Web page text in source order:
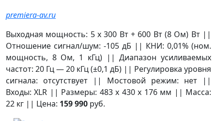
premiera-av.ru
Выходная мощность: 5 x 300 Вт + 600 Вт (8 Ом) Вт ||
Отношение сигнал/шум: -105 дБ || КНИ: 0,01% (ном.
мощность, 8 Ом, 1 кГц) || Диапазон усиливаемых
частот: 20 Гц — 20 кГц (±0,1 дБ) || Регулировка уровня
сигнала: отсутствует || Мостовой режим: нет ||
Входы: XLR || Размеры: 483 х 430 х 176 мм || Масса:
22 кг || Цена: 159 990 руб.